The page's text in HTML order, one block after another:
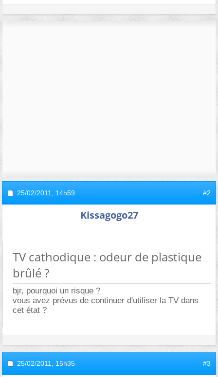
25/02/2011, 14h59 #2
Kissagogo27
TV cathodique : odeur de plastique
brûlé ?
bjr, pourquoi un risque ?
vous avez prévus de continuer d'utiliser la TV dans
cet état ?
25/02/2011, 15h35 #3